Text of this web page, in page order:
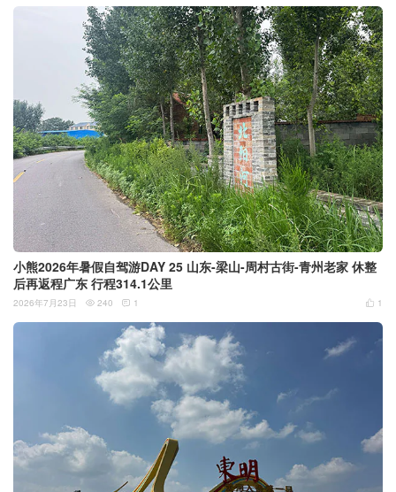
小熊2026年暑假自驾游DAY 25 山东-梁山-周村古街-青州老家 休整
后再返程广东 行程314.1公里
 1
2026年7月23日  240  1